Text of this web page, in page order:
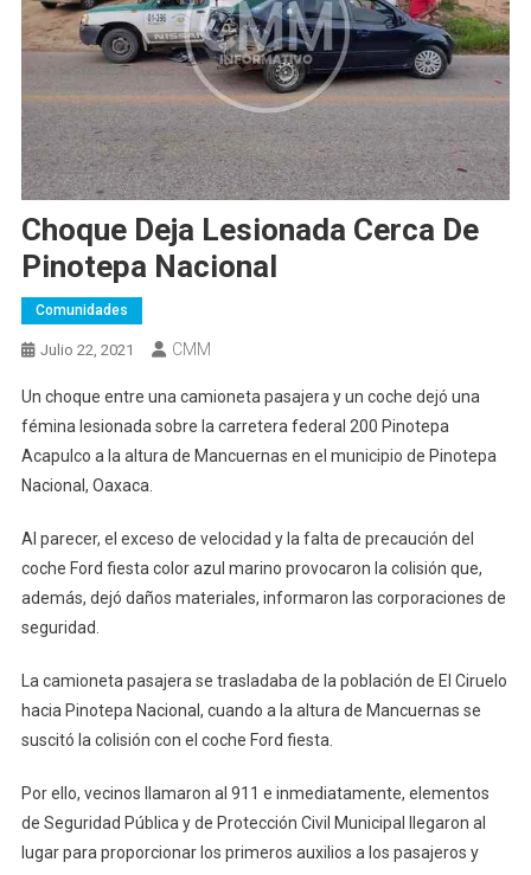
Choque Deja Lesionada Cerca De
Pinotepa Nacional
Comunidades
Julio 22, 2021 CMM
Un choque entre una camioneta pasajera y un coche dejó una
fémina lesionada sobre la carretera federal 200 Pinotepa
Acapulco a la altura de Mancuernas en el municipio de Pinotepa
Nacional, Oaxaca.
Al parecer, el exceso de velocidad y la falta de precaución del
coche Ford fiesta color azul marino provocaron la colisión que,
además, dejó daños materiales, informaron las corporaciones de
seguridad.
La camioneta pasajera se trasladaba de la población de El Ciruelo
hacia Pinotepa Nacional, cuando a la altura de Mancuernas se
suscitó la colisión con el coche Ford fiesta.
Por ello, vecinos llamaron al 911 e inmediatamente, elementos
de Seguridad Pública y de Protección Civil Municipal llegaron al
lugar para proporcionar los primeros auxilios a los pasajeros y